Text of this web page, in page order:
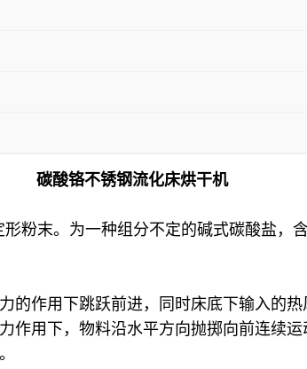
碳酸铬不锈钢流化床烘干机
粉末。为一种组分不定的碱式碳酸盐，含
的作用下跳跃前进，同时床底下输入的
作用下，物料沿水平方向抛掷向前连续